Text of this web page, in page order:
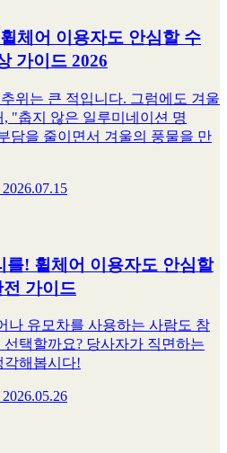
체어 이용자도 안심할 수
가이드 2026
위는 큰 적입니다. 그럼에도 겨울
"춥지 않은 일루미네이션 명
담을 줄이면서 겨울의 풍물을 만
2026.07.15
를! 휠체어 이용자도 안심할
가이드
나 유모차를 사용하는 사람도 참
택할까요? 당사자가 직면하는
각해봅시다!
2026.05.26